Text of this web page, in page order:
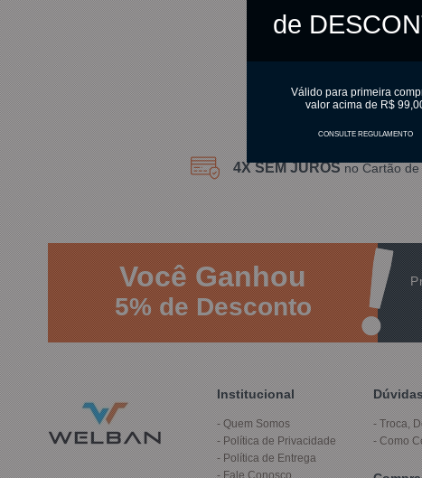
de
Válido para primeira
valor acima de R$
CONSULTE REGULAMENTO
4X SEM JUROS no Cartão
VocêGanhou
5%de Desconto
Institucional
Quem Somos
Política de Privacidade
Política de Entrega
Fale Conosco
Troca,
Como